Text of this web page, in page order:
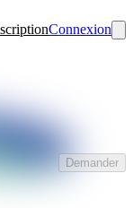
Connexion
Demander